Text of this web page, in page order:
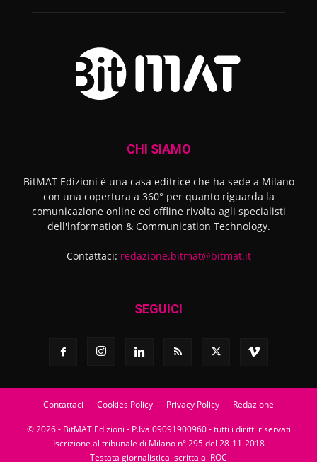
CHI SIAMO
BitMAT Edizioni è una casa editrice che ha sede a Milano
con una copertura a 360° per quanto riguarda la
comunicazione online ed offline rivolta agli specialisti
dell'lnformation & Communication Technology.
Contattaci: redazione.bitmat@bitmat.it
SEGUICI
Contattaci Cookies Policy Privacy Policy Redazione
© 2026 - BitMAT Edizioni - P.Iva 09091900960 - tutti i diritti riservati
Iscrizione al tribunale di Milano n° 295 del 28-11-2018
Testata giornalistica iscritta al ROC